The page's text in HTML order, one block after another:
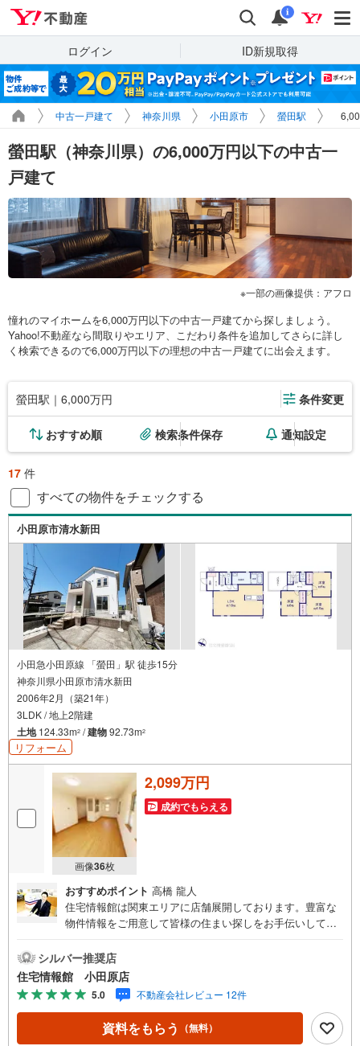
検索 通知
i
ログイン ID新規取得
中古一戸建て 神奈川県 小田原市 螢田駅
螢田駅（神奈川県）の6,000万円以下の中古一
戸建て
一部の画像提供：アフロ
憧れのマイホームを6,000万円以下の中古一戸建てから探しましょう。
Yahoo!不動産なら間取りやエリア、こだわり条件を追加してさらに詳し
く検索できるので6,000万円以下の理想の中古一戸建てに出会えます。
螢田駅｜6,000万円 条件変更
おすすめ順 検索条件保存 通知設定
17 件
すべての物件をチェックする
小田原市清水新田
小田急小田原線 「螢田」駅 徒歩15分
神奈川県小田原市清水新田
2006年2月（築21年）
3LDK / 地上2階建
土地124.33m2 /建物92.73m2
リフォーム
画像36枚
2,099万円
成約でもらえる
おすすめポイント 高橋 龍人
住宅情報館は関東エリアに店舗展開しております。豊富な
物件情報をご用意して皆様の住まい探しをお手伝いしてお
さい。【営業時間 10:00～19:00 火曜・水曜（祝日の場
合は営業いたします）】「資料請求」「内覧」のお問い合
わせは上記時間内ですとスムーズにご対応が可能です。ス
タッフ一同お客様のお問合せをお待ちしております。【住
宅ローン相談会】開催中無理のない住宅ローンの試算やご
購入の際にかかる諸費用の概算も行っております。しっか
シルバー推奨店
住宅情報館 小田原店
5.0 不動産会社レビュー 12件
資料をもらう （無料）